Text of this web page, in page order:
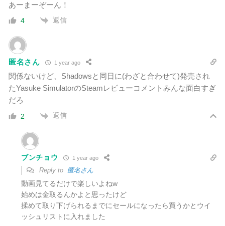
あーまーぞーん！
4 返信
匿名さん 1 year ago
関係ないけど、Shadowsと同日に(わざと合わせて)発売され
たYasuke SimulatorのSteamレビューコメントみんな面白すぎ
だろ
2 返信
ブンチョウ 1 year ago
Reply to 匿名さん
動画見てるだけで楽しいよねw
始めは金取るんかよと思ったけど
揉めて取り下げられるまでにセールになったら買うかとウイ
ッシュリストに入れました